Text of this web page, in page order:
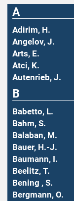
A
Adirim, H.
Angelov, J.
Arts, E.
Atci, K.
Autenrieb, J.
B
Babetto, L.
Bahm, S.
Balaban, M.
Bauer, H.-J.
Baumann, I.
Beelitz, T.
Bening , S.
Bergmann, O.